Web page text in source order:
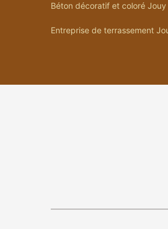
Béton décoratif et coloré Jouy
Entreprise de terrassement